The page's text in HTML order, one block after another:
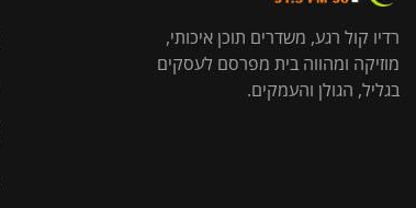
רדיו קול רגע, משדרים תוכן איכותי,
מוזיקה ומהווה בית מפרסם לעסקים
בגליל, הגולן והעמקים.